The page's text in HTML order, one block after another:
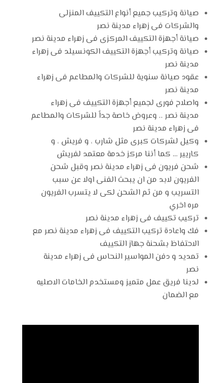
صيانة وتركيب جميع أنواع التكييف المنزلى
والشركات فى زهراء مدينة نصر
صيانة أجهزة التكييف المركزى فى زهراء مدينة نصر
صيانة وتركيب أجهزة التكييف الكونسيلد فى زهراء
مدينة نصر
عقود صيانة سنوية للشركات والمطاعم فى زهراء
مدينة نصر
واصلاح فورى لجميع أجهزة التكييف فى زهراء
مدينة نصر .. وعروض خاصة جداً للشركات والمطاعم
فى زهراء مدينة نصر
وكيل لشركات كبرى مثل شارب ، و فريش ، و
كاريير … كما أننا مركز خدمة معتمد لفريش
شحن فريون فى زهراء مدينة نصر وقبل شحن
الفريون لابد من ان يبحث الفنى اولا عن سبب
التسريب و من ثم الشحن لكى لا يتسرب الفريون
مره اخري
تركيب تكييف فى زهراء مدينة نصر
فك واعادة تركيب التكييف فى زهراء مدينة نصر مع
الاحتفاظ بشحنة جهاز التكييف
تمديد و دفن المواسير النحاس فى زهراء مدينة
نصر
لدينا فريق عمل متميز ومستخدم الخامات الاصليه
مع الضمان